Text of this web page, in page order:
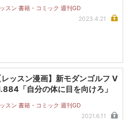
スン 書籍・コミック 週刊GD
2023.4.21
レッスン漫画】新モダンゴルフ V
「自分の体に目を向けろ」
スン 書籍・コミック 週刊GD
2021.6.11